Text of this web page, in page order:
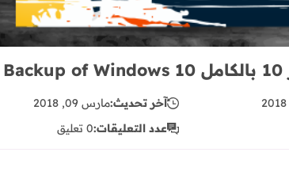
آخر تحديث:مارس 09, 2018
عدد التعليقات:0 تعليق